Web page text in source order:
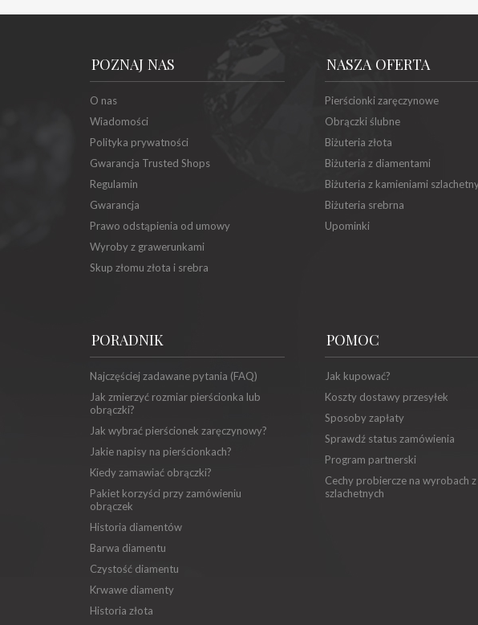
POZNAJ NAS
O nas
Wiadomości
Polityka prywatności
Gwarancja Trusted Shops
Regulamin
Gwarancja
Prawo odstąpienia od umowy
Wyroby z grawerunkami
Skup złomu złota i srebra
NASZA OFERTA
Pierścionki zaręczynowe
Obrączki ślubne
Biżuteria złota
Biżuteria z diamentami
Biżuteria z kamieniami
Biżuteria srebrna
Upominki
PORADNIK
Najczęściej zadawane pytania (FAQ)
Jak zmierzyć rozmiar pierścionka lub
obrączki?
Jak wybrać pierścionek zaręczynowy?
Jakie napisy na pierścionkach?
Kiedy zamawiać obrączki?
Pakiet korzyści przy zamówieniu
obrączek
Historia diamentów
Barwa diamentu
Czystość diamentu
Krwawe diamenty
Historia złota
POMOC
Jak kupować?
Koszty dostawy przesyłek
Sposoby zapłaty
Sprawdź status zamówienia
Program partnerski
Cechy probiercze na wyrobach
szlachetnych